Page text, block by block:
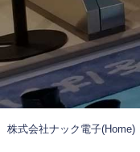
株式会社ナック電子(Home)